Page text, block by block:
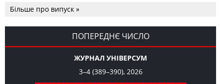
Романчука
СЛОВО РЕДАКЦІЙНЕ Олег К. Романчук Журавель і синиця
як уособлення української політстратегії й тактики
Більше про випуск »
ПОПЕРЕДНЄ ЧИСЛО
ЖУРНАЛ УНІВЕРСУМ
3–4 (389–390), 2026